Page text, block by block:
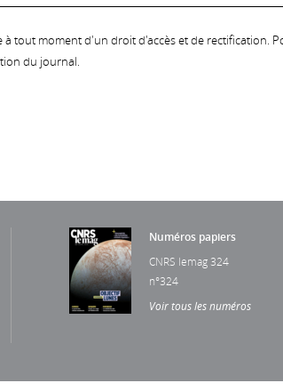
tout moment d'un droit d'accès et de rectification.
du journal.
Numéros papiers
CNRS lemag 324
n°324
Voir tous les numéros